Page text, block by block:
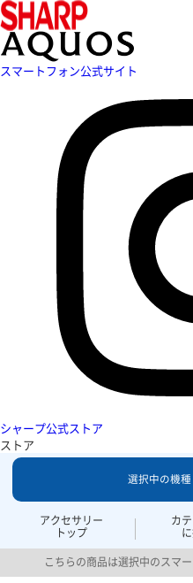
スマートフォン公式サイト
シャープ公式ストア
ストア
アクセサリー
トップ
カ
選択中の機種
こちらの商品は選択中のスマ